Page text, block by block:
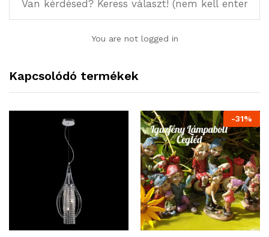
You are not logged in
Kapcsolódó termékek
-31%